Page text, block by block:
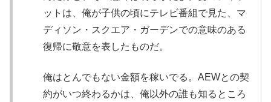
ットは、俺が子供の頃にテレビ番組で見た、マ
ディソン・スクエア・ガーデンでの意味のある
復帰に敬意を表したものだ。
俺はとんでもない金額を稼いでる。AEWとの契
約がいつ終わるかは、俺以外の誰も知るところ